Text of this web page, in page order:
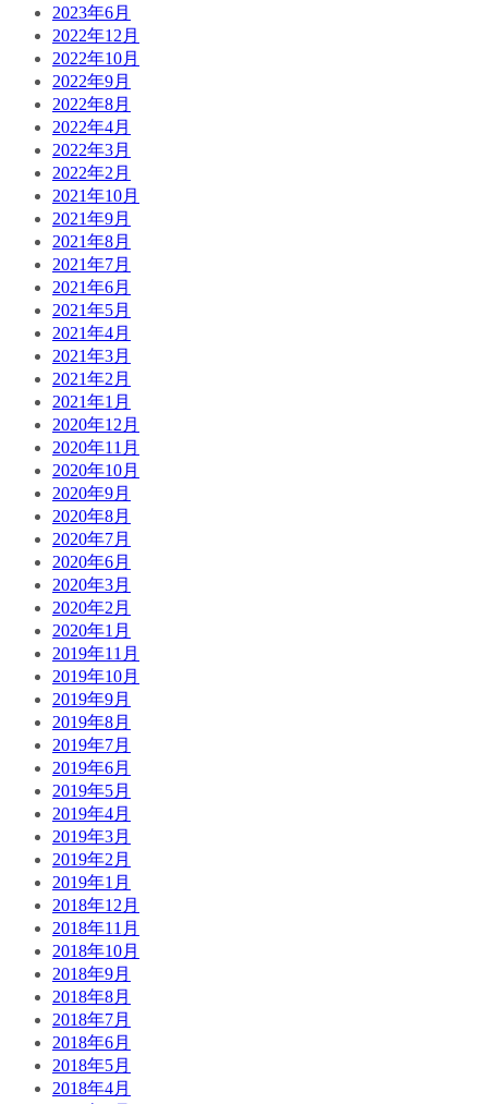
2023年6月
2022年12月
2022年10月
2022年9月
2022年8月
2022年4月
2022年3月
2022年2月
2021年10月
2021年9月
2021年8月
2021年7月
2021年6月
2021年5月
2021年4月
2021年3月
2021年2月
2021年1月
2020年12月
2020年11月
2020年10月
2020年9月
2020年8月
2020年7月
2020年6月
2020年3月
2020年2月
2020年1月
2019年11月
2019年10月
2019年9月
2019年8月
2019年7月
2019年6月
2019年5月
2019年4月
2019年3月
2019年2月
2019年1月
2018年12月
2018年11月
2018年10月
2018年9月
2018年8月
2018年7月
2018年6月
2018年5月
2018年4月